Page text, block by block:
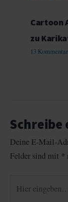
Cartoon
zu
13
Schreibe
Deine E-Mail-
Felder sind mit *
eingeben…